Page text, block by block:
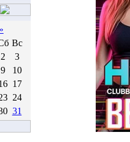
»
Вс
2
3
9
10
17
24
31